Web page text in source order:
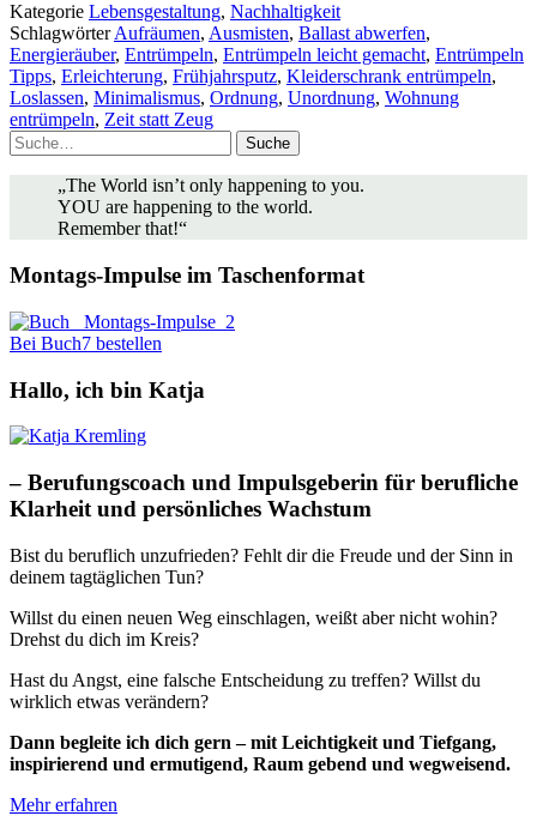
Kategorie Lebensgestaltung, Nachhaltigkeit
SchlagwörterAufräumen, Ausmisten, Ballast abwerfen,
Energieräuber, Entrümpeln, Entrümpeln leicht gemacht, Entrümpeln
Tipps, Erleichterung, Frühjahrsputz, Kleiderschrank entrümpeln,
Loslassen, Minimalismus, Ordnung, Unordnung, Wohnung
entrümpeln, Zeit statt Zeug
Suche
„The World isn’t only happening to you.
YOU are happening to the world.
Remember that!“
Montags-Impulse im Taschenformat
Bei Buch7 bestellen
Hallo, ich bin Katja
– Berufungscoach und Impulsgeberin für berufliche
Klarheit und persönliches Wachstum
Bist du beruflich unzufrieden? Fehlt dir die Freude und der Sinn in
deinem tagtäglichen Tun?
Willst du einen neuen Weg einschlagen, weißt aber nicht wohin?
Drehst du dich im Kreis?
Hast du Angst, eine falsche Entscheidung zu treffen? Willst du
wirklich etwas verändern?
Dann begleite ich dich gern – mit Leichtigkeit und Tiefgang,
inspirierend und ermutigend, Raum gebend und wegweisend.
Mehr erfahren